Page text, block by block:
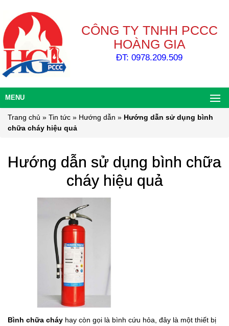
CÔNG TY TNHH PCCC
HOÀNG GIA
ĐT: 0978.209.509
MENU
Trang chủ » Tin tức » Hướng dẫn » Hướng dẫn sử dụng bình
chữa cháy hiệu quả
Hướng dẫn sử dụng bình chữa
cháy hiệu quả
Bình chữa cháy hay còn gọi là bình cứu hỏa, đây là một thiết bị